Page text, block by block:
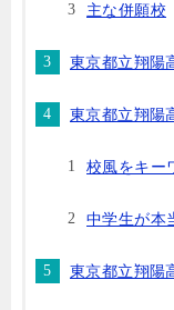
主な併願校
東京都立翔陽
東京都立翔陽
校風をキー
中学生が本
東京都立翔陽